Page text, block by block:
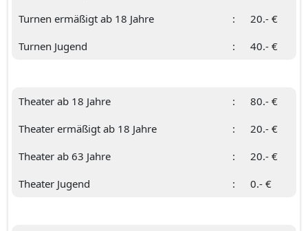
Turnen ermäßigt ab 18 Jahre
:
20.- €
Turnen Jugend
: 40.- €
Theater ab 18 Jahre :
80.- €
Theater ermäßigt ab 18 Jahre
:
20.- €
Theater ab 63 Jahre
:
20.- €
Theater Jugend
: 0.- €